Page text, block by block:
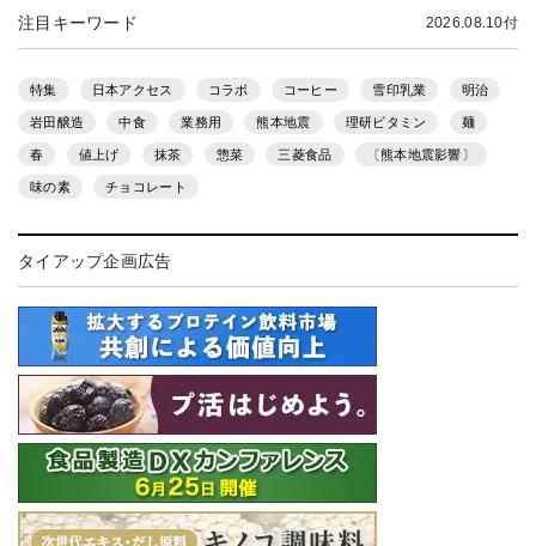
注目キーワード 2026.08.10付
特集 日本アクセス コラボ コーヒー 雪印乳業 明治
岩田醸造 中食 業務用 熊本地震 理研ビタミン 麺
春 値上げ 抹茶 惣菜 三菱食品 〔熊本地震影響〕
味の素 チョコレート
タイアップ企画広告